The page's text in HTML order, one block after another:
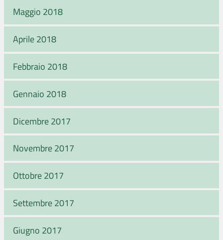
Maggio 2018
Aprile 2018
Febbraio 2018
Gennaio 2018
Dicembre 2017
Novembre 2017
Ottobre 2017
Settembre 2017
Giugno 2017